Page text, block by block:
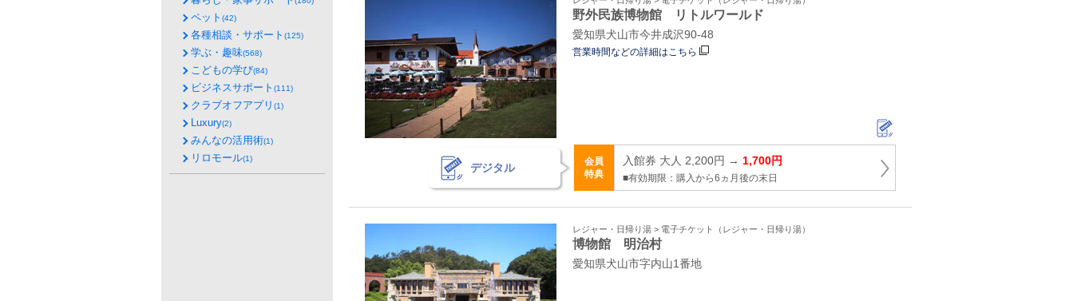
野外民族博物館 リトルワールド
愛知県犬山市今井成沢90-48
営業時間などの詳細はこちら
デジタル
会員
特典
入館券 大人 2,200円 → 1,700円
■有効期限：購入から6ヵ月後の末日
レジャー・日帰り湯 > 電子チケット（レジャー・日帰り湯）
博物館 明治村
愛知県犬山市字内山1番地
ペット (42)
各種相談・サポート (125)
学ぶ・趣味(568)
こどもの学び(84)
ビジネスサポート (111)
クラブオフアプリ (1)
Luxury(2)
みんなの活用術(1)
リロモール(1)